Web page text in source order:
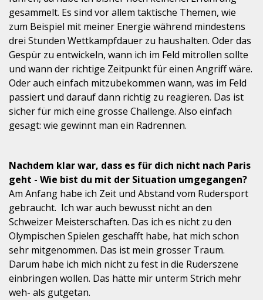
gesammelt. Es sind vor allem taktische Themen, wie
zum Beispiel mit meiner Energie während mindestens
drei Stunden Wettkampfdauer zu haushalten. Oder das
Gespür zu entwickeln, wann ich im Feld mitrollen sollte
und wann der richtige Zeitpunkt für einen Angriff wäre.
Oder auch einfach mitzubekommen wann, was im Feld
passiert und darauf dann richtig zu reagieren. Das ist
sicher für mich eine grosse Challenge. Also einfach
gesagt: wie gewinnt man ein Radrennen.
Nachdem klar war, dass es für dich nicht nach Paris
geht - Wie bist du mit der Situation umgegangen?
Am Anfang habe ich Zeit und Abstand vom Rudersport
gebraucht. Ich war auch bewusst nicht an den
Schweizer Meisterschaften. Das ich es nicht zu den
Olympischen Spielen geschafft habe, hat mich schon
sehr mitgenommen. Das ist mein grosser Traum.
Darum habe ich mich nicht zu fest in die Ruderszene
einbringen wollen. Das hätte mir unterm Strich mehr
weh- als gutgetan.